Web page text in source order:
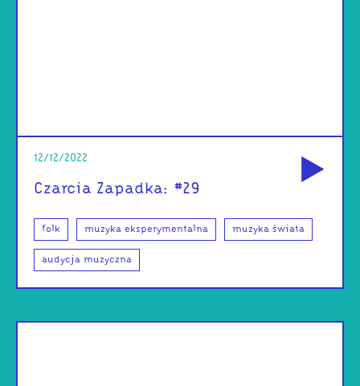
12/12/2022
Czarcia Zapadka: #29
folk muzyka eksperymentalna muzyka świata
audycja muzyczna